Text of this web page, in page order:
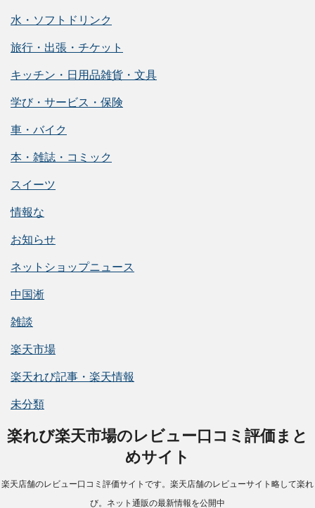
水・ソフトドリンク
旅行・出張・チケット
キッチン・日用品雑貨・文具
学び・サービス・保険
車・バイク
本・雑誌・コミック
スイーツ
情報な
お知らせ
ネットショップニュース
中国淅
雑談
楽天市場
楽天れび記事・楽天情報
未分類
楽れび楽天市場のレビュー口コミ評価まと
めサイト
楽天店舗のレビュー口コミ評価サイトです。楽天店舗のレビューサイト略して楽れ
び。ネット通販の最新情報を公開中